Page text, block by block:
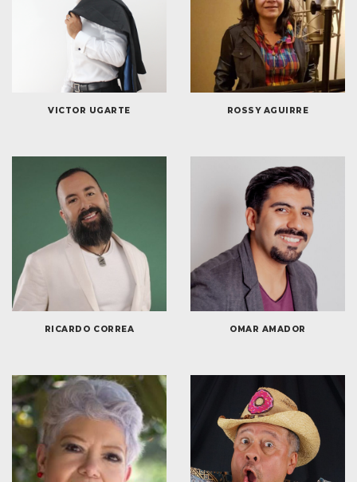
VICTOR UGARTE ROSSY AGUIRRE
RICARDO CORREA OMAR AMADOR